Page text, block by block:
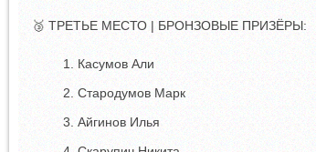
🥉 ТРЕТЬЕ МЕСТО | БРОНЗОВЫЕ ПРИЗЁРЫ:
Касумов Али
Стародумов Марк
Айгинов Илья